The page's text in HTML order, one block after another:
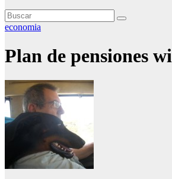
economia
Plan de pensiones